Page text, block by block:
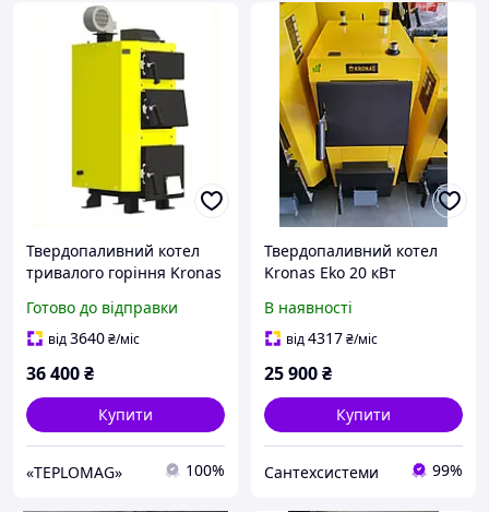
Твердопаливний котел
тривалого горіння Kronas
СТАНДАРТ) 14 кВт (c
автоматикою)
Готово до відправки
від3640₴/міс
36 400₴
Купити
«TEPLOMAG» 100%
Твердопаливний котел
Kronas Eko 20 кВт
В наявності
від4317₴/міс
25 900₴
Купити
Сантехсистеми 99%